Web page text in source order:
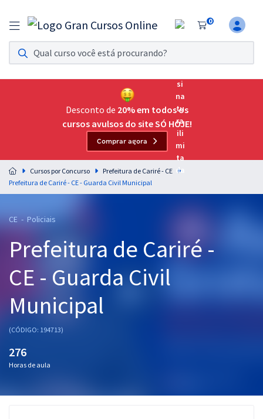
0
Assinatura Ilimitada 11
Acesso a todos os cursos. Teste grátis por 7 dias!
Assinatura OAB Até Passar
Acesso ilimitado a toda preparação para o Exame da
Residências Multiprofissionais
Preparação completa e intensiva para as principais
residências em saúde do Brasil
Cursos 20% OFF
Pós
Graduação
OAB
Mentorias
Desconto de 20% em todos os
cursos avulsos do site SÓ HOJE!
Comprar agora
Cursos por Concurso
Prefeitura de Cariré - CE
Prefeitura de Cariré - CE - Guarda Civil Municipal
CE - Policiais
Prefeitura de Cariré -
CE - Guarda Civil
Municipal
(CÓDIGO: 194713)
276
Horas de aula